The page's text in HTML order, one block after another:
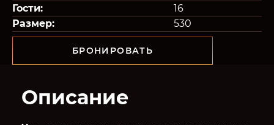
Гости:
16
Размер:
530
БРОНИРОВАТЬ
Описание